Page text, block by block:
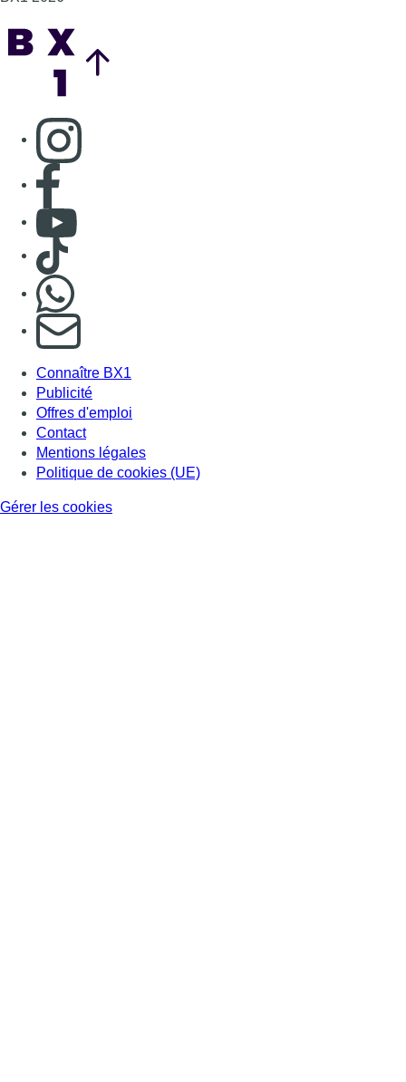
Consulter page Instagram
Consulter page Facebook
Consulter Youtube
Consulter TikTok
S'abonner à notre newsletter
Connaître BX1
Publicité
Offres d'emploi
Contact
Mentions légales
Politique de cookies (UE)
Gérer les cookies